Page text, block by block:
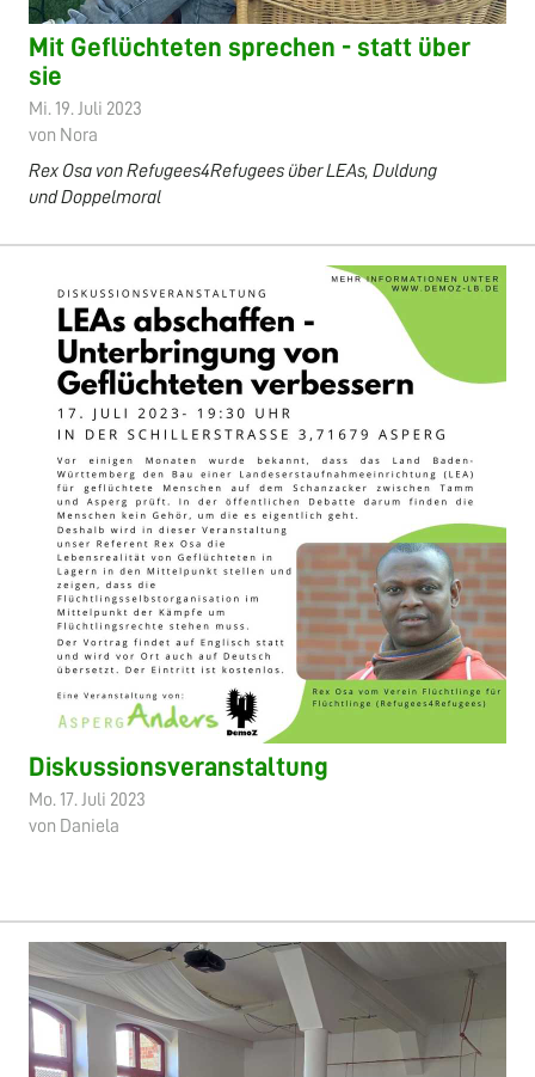
Mit Geflüchteten sprechen - statt über
sie
Mi. 19. Juli 2023
von Nora
Rex Osa von Refugees4Refugees über LEAs, Duldung
und Doppelmoral
Diskussionsveranstaltung
Mo. 17. Juli 2023
von Daniela